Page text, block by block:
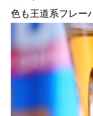
色も王道系フレー